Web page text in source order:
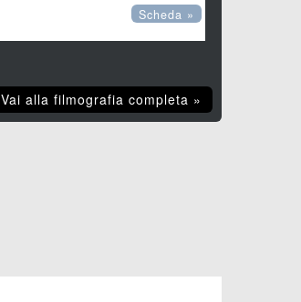
Scheda »
Vai alla filmografia completa »